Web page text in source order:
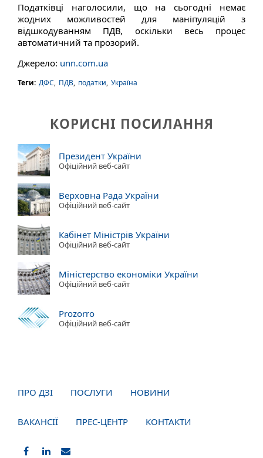
Податківці наголосили, що на сьогодні немає
жодних можливостей для маніпуляцій з
відшкодуванням ПДВ, оскільки весь процес
автоматичний та прозорий.
Джерело: unn.com.ua
Теги: ДФС, ПДВ, податки, Україна
КОРИСНІ ПОСИЛАННЯ
Президент України
Офіційний веб-сайт
Верховна Рада України
Офіційний веб-сайт
Кабінет Міністрів України
Офіційний веб-сайт
Міністерство економіки України
Офіційний веб-сайт
Prozorro
Офіційний веб-сайт
ПРО ДЗІ ПОСЛУГИ НОВИНИ
ВАКАНСІЇ ПРЕС-ЦЕНТР КОНТАКТИ